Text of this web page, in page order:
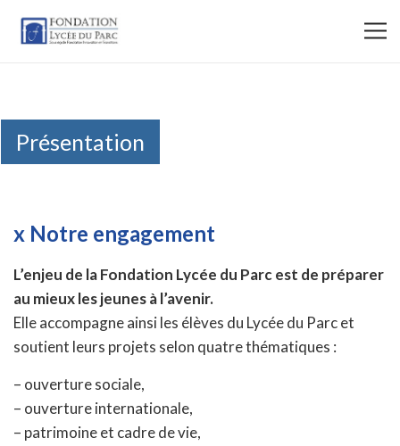
Présentation
x Notre engagement
L’enjeu de la Fondation Lycée du Parc est de préparer
au mieux les jeunes à l’avenir.
Elle accompagne ainsi les élèves du Lycée du Parc et
soutient leurs projets selon quatre thématiques :
– ouverture sociale,
– ouverture internationale,
– patrimoine et cadre de vie,